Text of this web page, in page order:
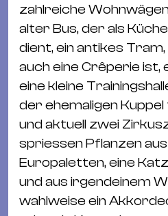
zahlreiche
alter Bus, der als
dient, ein antikes
auch eine Crêperie
eine kleine
der ehemaligen
und aktuell zwei
spriessen Pflanzen
Europaletten, eine
und aus irgendeinem
wahlweise ein